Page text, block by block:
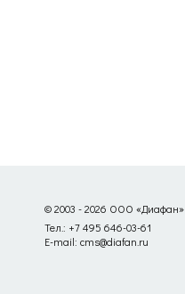
© 2003 - 2026 ООО «Диафан»
Тел.: +7 495 646-03-61
E-mail: cms@diafan.ru